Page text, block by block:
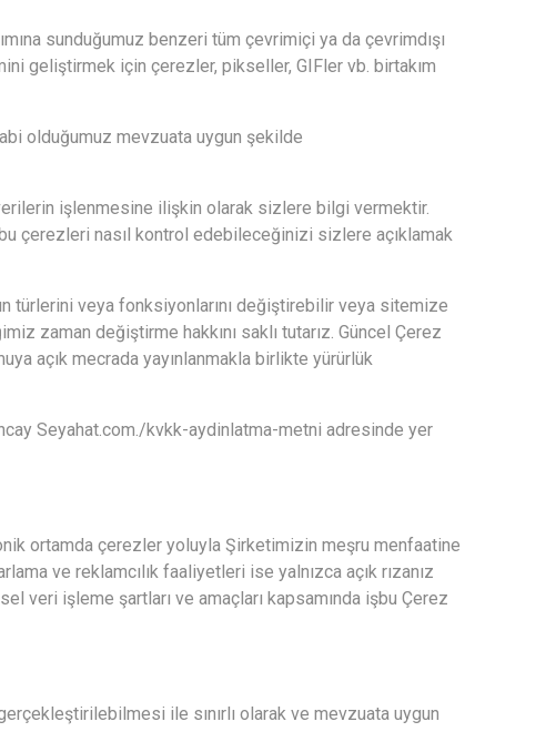
sunduğumuz benzeri tüm çevrimiçi ya da çevrimdışı
geliştirmek için çerezler, pikseller, GIFler vb. birtakım
olduğumuz mevzuata uygun şekilde
işlenmesine ilişkin olarak sizlere bilgi vermektir.
çerezleri nasıl kontrol edebileceğinizi sizlere açıklamak
türlerini veya fonksiyonlarını değiştirebilir veya sitemize
zaman değiştirme hakkını saklı tutarız. Güncel Çerez
açık mecrada yayınlanmakla birlikte yürürlük
Seyahat.com./kvkk-aydinlatma-metni adresinde yer
ortamda çerezler yoluyla Şirketimizin meşru menfaatine
ve reklamcılık faaliyetleri ise yalnızca açık rızanız
veri işleme şartları ve amaçları kapsamında işbu Çerez
ile sınırlı olarak ve mevzuata uygun